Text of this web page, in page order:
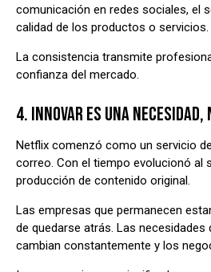
comunicación en redes sociales, el
calidad de los productos o servicios.
La consistencia transmite
confianza del mercado.
4. INNOVAR ES UNA NECESIDAD,
Netflix comenzó como un servicio
correo. Con el tiempo evolucionó al
producción de contenido original.
Las empresas que permanecen
de quedarse atrás. Las
cambian constantemente y los